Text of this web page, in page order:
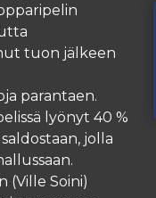
tuon jälkeen
parantaen.
lyönyt 40 %
jolla
(Ville Soini)